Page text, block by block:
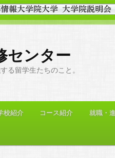
センター
る留学生たちのこと。
校紹介 コース紹介 就職・